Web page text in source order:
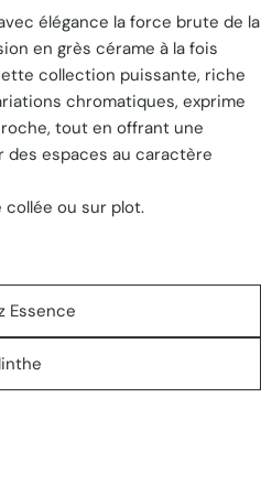
élégance la force brute de la
en grès cérame à la fois
collection puissante, riche
chromatiques, exprime
tout en offrant une
des espaces au caractère
collée ou sur plot.
Essence